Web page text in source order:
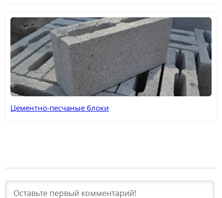
Цементно-песчаные блоки